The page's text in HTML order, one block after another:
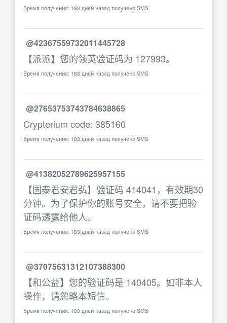
Время получения: 183 дней назад получено SMS
@42367559732011445728
【派派】您的领英验证码为 127993。
Время получения: 183 дней назад получено SMS
@27653753743784638865
Crypterium code: 385160
Время получения: 183 дней назад получено SMS
@41382052789625957155
【国泰君安君弘】验证码 414041，有效期30
分钟。为了保护你的账号安全，请不要把验
证码透露给他人。
Время получения: 183 дней назад получено SMS
@37075631312107388300
【和公益】您的验证码是 140405。如非本人
操作，请忽略本短信。
Время получения: 183 дней назад получено SMS